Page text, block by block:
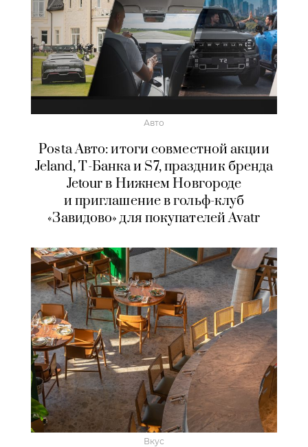
Авто
Posta Авто: итоги совместной акции
Jeland, Т-Банка и S7, праздник бренда
Jetour в Нижнем Новгороде
и приглашение в гольф-клуб
«Завидово» для покупателей Avatr
Вкус